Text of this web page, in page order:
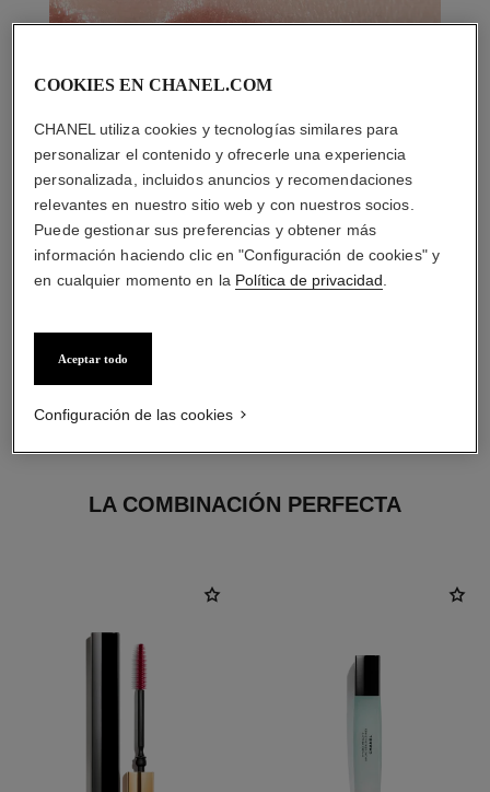
LA COMBINACIÓN PERFECTA
COOKIES EN CHANEL.COM
CHANEL utiliza cookies y tecnologías similares para
personalizar el contenido y ofrecerle una experiencia
personalizada, incluidos anuncios y recomendaciones
relevantes en nuestro sitio web y con nuestros socios.
Puede gestionar sus preferencias y obtener más
información haciendo clic en "Configuración de cookies" y
en cualquier momento en la Política de privacidad
Aceptar todo
Configuración de las cookies